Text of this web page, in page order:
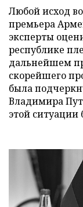
Любой исход
премьера
эксперты
республике
дальнейшем
скорейшего
была
Владимира
этой